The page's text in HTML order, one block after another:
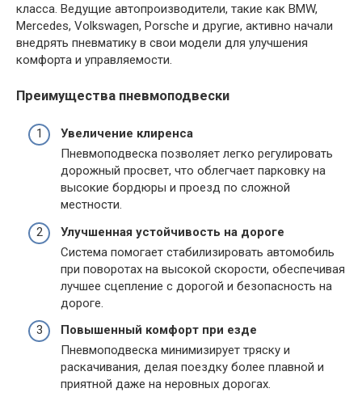
класса. Ведущие автопроизводители, такие как BMW,
Mercedes, Volkswagen, Porsche и другие, активно начали
внедрять пневматику в свои модели для улучшения
комфорта и управляемости.
Преимущества пневмоподвески
Увеличение клиренса
Пневмоподвеска позволяет легко регулировать
дорожный просвет, что облегчает парковку на
высокие бордюры и проезд по сложной
местности.
Улучшенная устойчивость на дороге
Система помогает стабилизировать автомобиль
при поворотах на высокой скорости, обеспечивая
лучшее сцепление с дорогой и безопасность на
дороге.
Повышенный комфорт при езде
Пневмоподвеска минимизирует тряску и
раскачивания, делая поездку более плавной и
приятной даже на неровных дорогах.